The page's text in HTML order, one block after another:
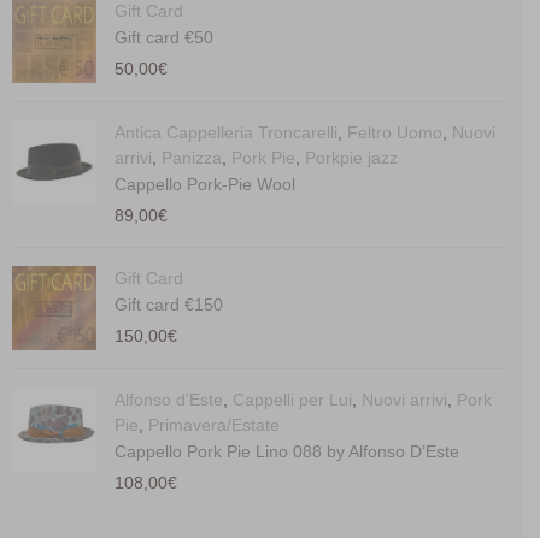
Gift Card
Gift card €50
50,00€
Antica Cappelleria Troncarelli, Feltro Uomo, Nuovi
arrivi, Panizza, Pork Pie, Porkpie jazz
Cappello Pork-Pie Wool
89,00€
Gift Card
Gift card €150
150,00€
Alfonso d'Este, Cappelli per Lui, Nuovi arrivi, Pork
Pie, Primavera/Estate
Cappello Pork Pie Lino 088 by Alfonso D’Este
108,00€